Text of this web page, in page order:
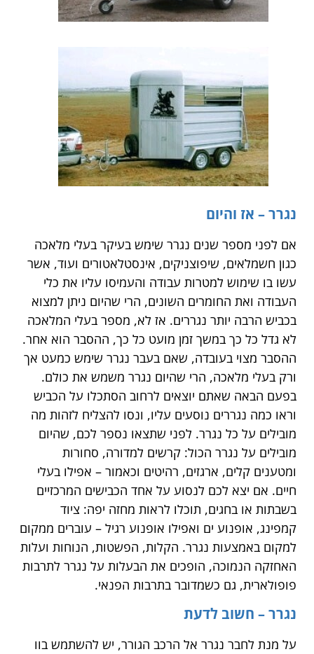
נגרר – אז והיום
אם לפני מספר שנים נגרר שימש בעיקר בעלי מלאכה
כגון חשמלאים, שיפוצניקים, אינסטלאטורים ועוד, אשר
עשו בו שימוש למטרות עבודה והעמיסו עליו את כלי
העבודה ואת החומרים השונים, הרי שהיום ניתן למצוא
בכביש הרבה יותר נגררים. אז לא, מספר בעלי המלאכה
לא גדל כל כך במשך זמן מועט כל כך, ההסבר הוא אחר.
ההסבר מצוי בעובדה, שאם בעבר נגרר שימש כמעט אך
ורק בעלי מלאכה, הרי שהיום נגרר משמש את כולם.
בפעם הבאה שאתם יוצאים לרחוב הסתכלו על הכביש
וראו כמה נגררים נוסעים עליו, ונסו להצליח לזהות מה
מובילים על כל נגרר. לפני שתצאו נספר לכם, שהיום
מובילים על נגרר הכול: קרשים למדורה, סחורות
ומטענים קלים, ארגזים, רהיטים וכאמור – אפילו בעלי
חיים. אם יצא לכם לנסוע על אחד הכבישים המרכזיים
בשבתות או בחגים, תוכלו לראות מחזה יפה: ציוד
קמפינג, אופנוע ים ואפילו אופנוע רגיל – עוברים ממקום
למקום באמצעות נגרר. הקלות, הפשטות, הנוחות ועלות
האחזקה הנמוכה, הופכים את הבעלות על נגרר לתרבות
פופולארית, גם כשמדובר בתרבות הפנאי.
נגרר – חשוב לדעת
על מנת לחבר נגרר אל הרכב הגורר, יש להשתמש בוו